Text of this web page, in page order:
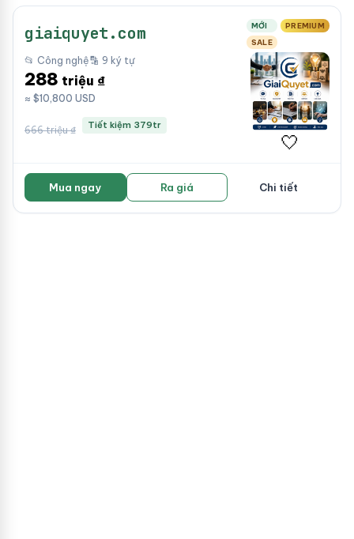
giaiquyet.com MỚI
PREMIUM
SALE
📂 Công nghệ🔡 9 ký tự
288 triệu ₫
≈ $10,800 USD
666 triệu ₫ Tiết kiệm 379tr
🤍
Mua ngay Ra giá Chi tiết